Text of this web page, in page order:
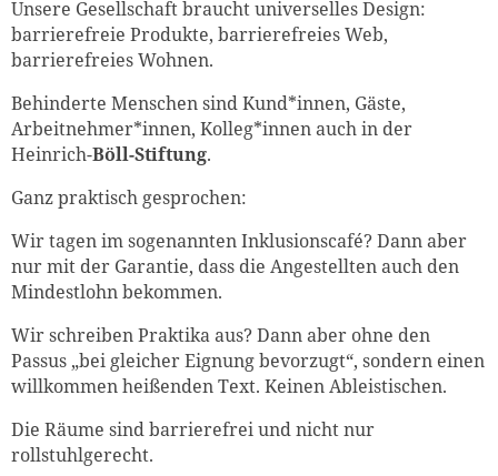
Unsere Gesellschaft braucht universelles Design:
barrierefreie Produkte, barrierefreies Web,
barrierefreies Wohnen.
Behinderte Menschen sind Kund*innen, Gäste,
Arbeitnehmer*innen, Kolleg*innen auch in der
Heinrich-Böll-Stiftung.
Ganz praktisch gesprochen:
Wir tagen im sogenannten Inklusionscafé? Dann aber
nur mit der Garantie, dass die Angestellten auch den
Mindestlohn bekommen.
Wir schreiben Praktika aus? Dann aber ohne den
Passus „bei gleicher Eignung bevorzugt“, sondern einen
willkommen heißenden Text. Keinen Ableistischen.
Die Räume sind barrierefrei und nicht nur
rollstuhlgerecht.